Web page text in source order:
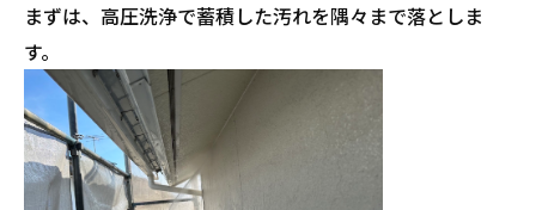
まずは、高圧洗浄で蓄積した汚れを隅々まで落としま
す。